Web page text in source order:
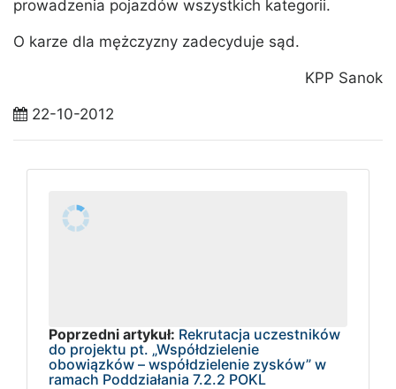
prowadzenia pojazdów wszystkich kategorii.
O karze dla mężczyzny zadecyduje sąd.
KPP Sanok
22-10-2012
Poprzedni artykuł: Rekrutacja uczestników
do projektu pt. „Współdzielenie
obowiązków – współdzielenie zysków” w
ramach Poddziałania 7.2.2 POKL